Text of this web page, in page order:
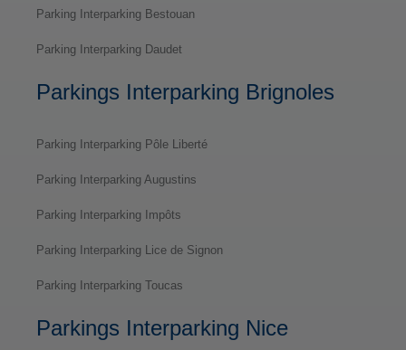
Parking Interparking Bestouan
Parking Interparking Daudet
Parkings Interparking Brignoles
Parking Interparking Pôle Liberté
Parking Interparking Augustins
Parking Interparking Impôts
Parking Interparking Lice de Signon
Parking Interparking Toucas
Parkings Interparking Nice